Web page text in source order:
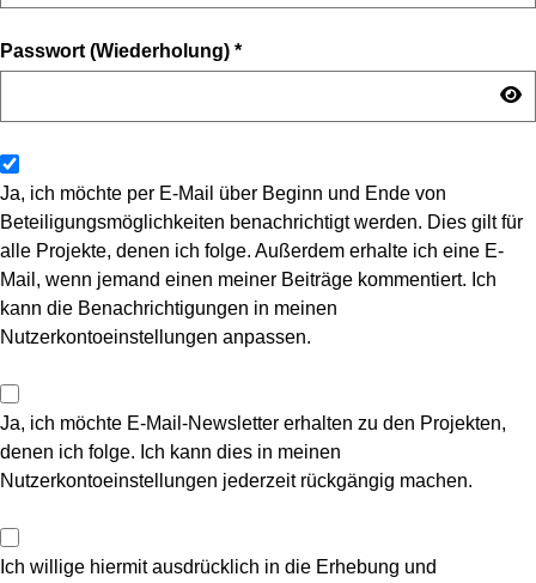
Passwort (Wiederholung) *
Ja, ich möchte per E-Mail über Beginn und Ende von
Beteiligungsmöglichkeiten benachrichtigt werden. Dies gilt für
alle Projekte, denen ich folge. Außerdem erhalte ich eine E-
Mail, wenn jemand einen meiner Beiträge kommentiert. Ich
kann die Benachrichtigungen in meinen
Nutzerkontoeinstellungen anpassen.
Ja, ich möchte E-Mail-Newsletter erhalten zu den Projekten,
denen ich folge. Ich kann dies in meinen
Nutzerkontoeinstellungen jederzeit rückgängig machen.
Ich willige hiermit ausdrücklich in die Erhebung und